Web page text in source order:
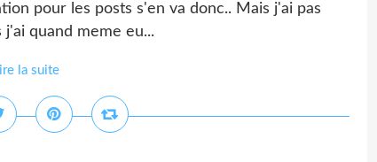
pour les posts s'en va donc.. Mais j'ai pas
quand meme eu...
la suite